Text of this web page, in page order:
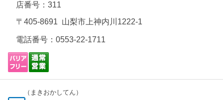
店番号：311
〒405-8691 山梨市上神内川1222-1
電話番号： 0553-22-1711
（まきおかしてん）